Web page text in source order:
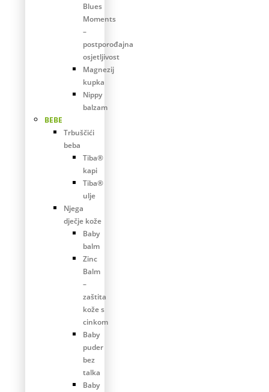
Blues
Moments
–
postporođajna
osjetljivost
Magnezij
kupka
Nippy
balzam
BEBE
Trbuščići
beba
Tiba®
kapi
Tiba®
ulje
Njega
dječje kože
Baby
balm
Zinc
Balm
–
zaštita
kože s
cinkom
Baby
puder
bez
talka
Baby